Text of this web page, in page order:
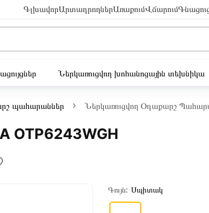
ԳլխավորԱրտադրողներԱռաքումՎճարում
Ներկառուցվող խոհանոցային տեխնիկա
պահարաններ Ներկառուցվող Օդաքարշ
OTP6243WGH
Գույն: Սպիտակ